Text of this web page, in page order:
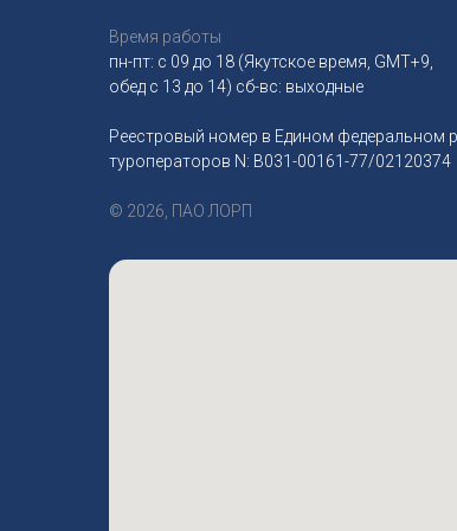
Время работы
пн-пт: с 09 до 18 (Якутское время, GMT+9,
обед с 13 до 14) сб-вс: выходные
Реестровый номер в Едином федеральном
туроператоров N: B031-00161-77/02120374
© 2026, ПАО ЛОРП